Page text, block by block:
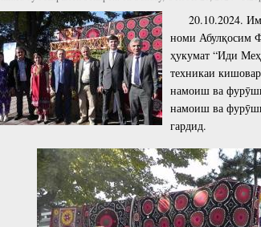
The
20.10.2024.
номи Абулқосим
ҳукумат “Иди
техникаи
намоиш ва
намоиш ва
гардид.